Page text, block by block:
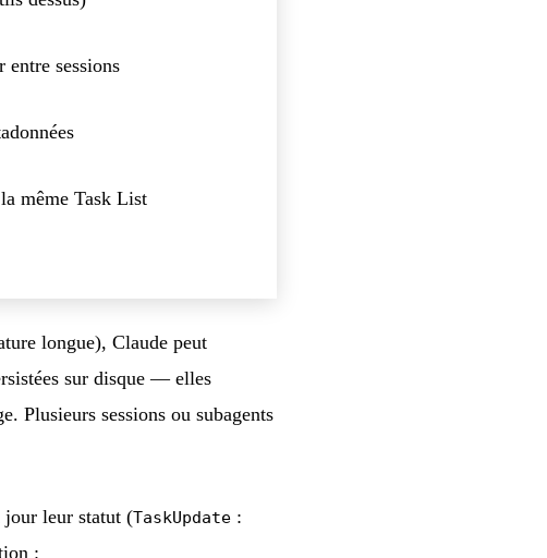
entre sessions
même Task List
longue), Claude peut
sur disque — elles
Plusieurs sessions ou subagents
jour leur statut (TaskUpdate :
: